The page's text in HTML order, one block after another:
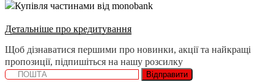
Купівля частинами від monobank
Детальніше про кредитування
Щоб дізнаватися першими про новинки, акції та найкращі
пропозиції, підпишіться на нашу розсилку
Відправити